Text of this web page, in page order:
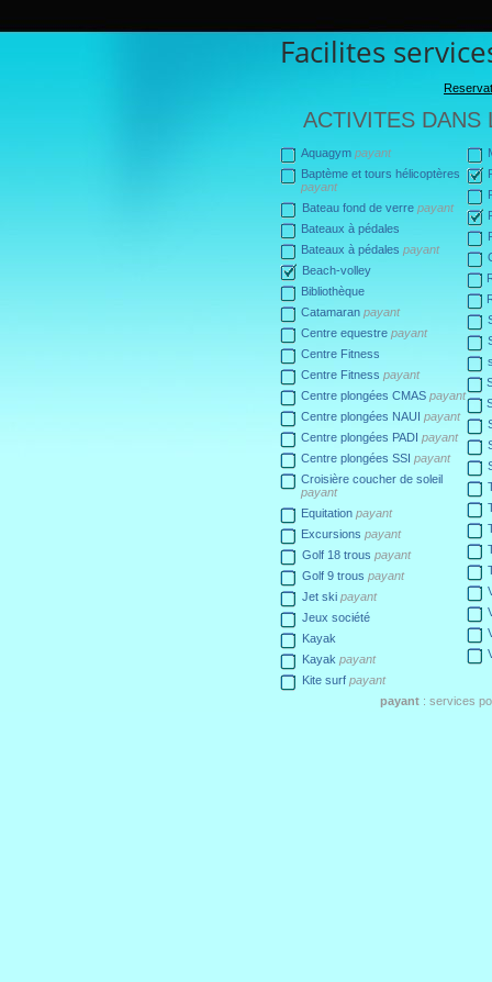
Facilites
ACTIVITES DANS
Aquagym payant
Baptème et tours hélicoptères
payant
Bateau fond de verre payant
Bateaux à pédales
Bateaux à pédales payant
Beach-volley
Bibliothèque
Catamaran payant
Centre equestre payant
Centre Fitness
Centre Fitness payant
Centre plongées CMAS payant
Centre plongées NAUI payant
Centre plongées PADI payant
Centre plongées SSI payant
Croisière coucher de soleil
payant
Equitation payant
Excursions payant
Golf 18 trous payant
Golf 9 trous payant
Jet ski payant
Jeux société
Kayak
Kayak payant
Kite surf payant
payant : services